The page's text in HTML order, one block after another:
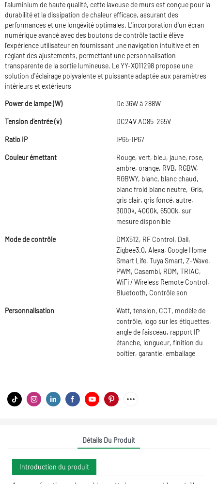
l'aluminium de haute qualité, cette laveuse de murs est conçue pour la
durabilité et la dissipation de chaleur efficace, assurant des
performances et une longévité optimales. L'incorporation d'un écran
numérique avancé avec des boutons de contrôle tactile élève
l'expérience utilisateur en fournissant une navigation intuitive et en
réglant des ajustements, permettant une personnalisation
transparente de la sortie lumineuse. Le YY-XQ11298 propose une
solution d'éclairage polyvalente et puissante adaptée aux paramètres
intérieurs et extérieurs
Power de lampe (W) De 36W à 288W
Tension d'entrée (v) DC24V AC85-265V
Ratio IP IP65-IP67
Couleur émettant
Rouge, vert, bleu, jaune, rose,
ambre, orange, RVB, RGBW,
RGBWY, blanc, blanc chaud,
blanc froid blanc neutre, Gris,
gris clair, gris foncé, autre,
3000k, 4000k, 6500k, sur
mesure disponible
Mode de contrôle
DMX512, RF Control, Dali,
Zigbee3.0, Alexa, Google Home
Smart Life, Tuya Smart, Z-Wave,
PWM, Casambi, RDM, TRIAC,
WiFi / Wireless Remote Control,
Bluetooth, Contrôle son
Personnalisation
Watt, tension, CCT, modèle de
contrôle, logo sur les étiquettes,
angle de faisceau, rapport IP
étanche, longueur, finition du
boîtier, garantie, emballage
Détails Du Produit
Introduction du produit